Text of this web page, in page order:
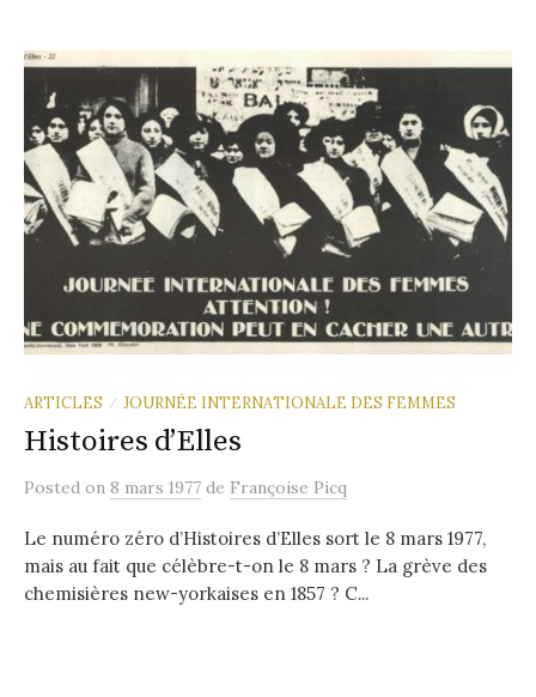
ARTICLES / JOURNÉE INTERNATIONALE DES FEMMES
Histoires d’Elles
Posted on 8 mars 1977 de Françoise Picq
Le numéro zéro d’Histoires d’Elles sort le 8 mars 1977,
mais au fait que célèbre-t-on le 8 mars ? La grève des
chemisières new-yorkaises en 1857 ? C...